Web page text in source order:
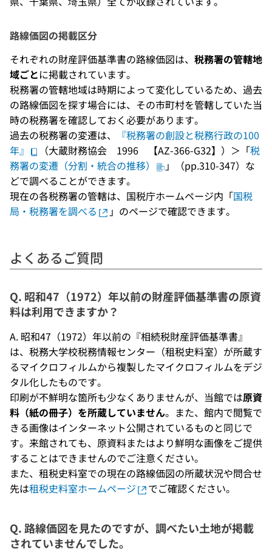
路線価図の掲載区分
それぞれの財産評価基準書の路線価図は、 税務署の管轄地
域ごとに掲載されています。
税務署の管轄地域は時期によって変化しているため、過去
の路線価図を探す場合には、その市町村を管轄していた当
時の税務署を確認しておく必要があります。
過去の税務署の変遷は、
『税務署の創設と税務行政の100
年』
（大蔵財務協会 1996 【AZ-366-G32】）＞「税
務署の変遷（分割・統合の推移）
」（pp.310-347）な
どで調べることができます。
現在の各税務署の管轄は、国税庁ホームページ内「国税
局・税務署を調べる
」のページで確認できます。
よくあるご質問
Q. 昭和47（1972）年以前の財産評価基準書の原資
料は利用できますか？
A. 昭和47（1972）年以前の『相続税財産評価基準書』
は、税務大学校税務情報センター（租税史料室）が所蔵す
るマイクロフィルムから複製したマイクロフィルムをデジ
タル化したものです。
印刷が不鮮明な箇所も少なくありませんが、当館では原資
料（紙の冊子）を所蔵していません。また、館内で閲覧で
きる画像はインターネット公開されているものと同じで
す。来館されても、原資料またはより鮮明な画像をご提供
することはできませんのでご注意ください。
また、租税史料室での現在の路線価図の所蔵状況や問合せ
先は租税史料室ホームページ でご確認ください。
Q. 路線価図を見たのですが、調べたい土地が掲載
されていませんでした。